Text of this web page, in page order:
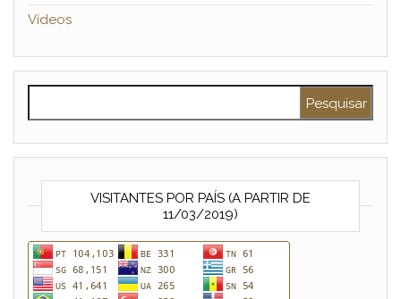
Vídeos
VISITANTES POR PAÍS (A PARTIR DE
11/03/2019)